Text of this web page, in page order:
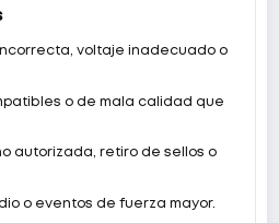
voltaje inadecuado o
o de mala calidad que
autorizada, retiro de sellos o
o eventos de fuerza mayor.